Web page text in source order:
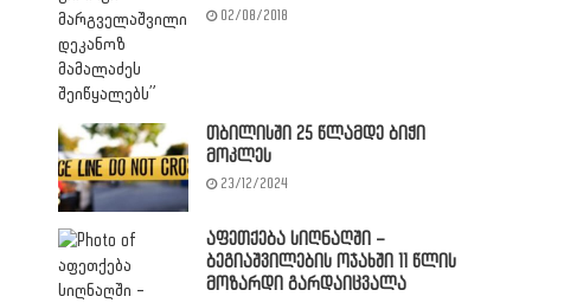
02/08/2018
თბილისში 25 წლამდე ბიჭი
მოკლეს
23/12/2024
აფეთქება სიღნაღში –
ბეგიაშვილების ოჯახში 11 წლის
მოზარდი გარდაიცვალა